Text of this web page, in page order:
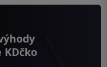
KDčko